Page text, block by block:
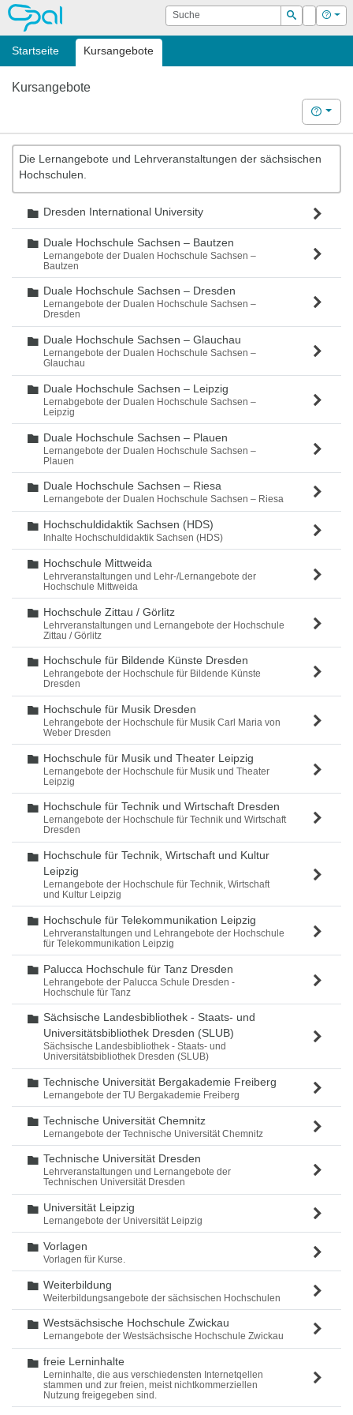
OPAL Suche
Suchen
Login Hilfe
Startseite Kursangebote
Kursangebote
Hilfe
Die Lernangebote und Lehrveranstaltungen der sächsischen
Hochschulen.
Ordner
Dresden International University
Ordner
Duale Hochschule Sachsen – Bautzen
Lernangebote der Dualen Hochschule Sachsen –
Bautzen
Ordner
Duale Hochschule Sachsen – Dresden
Lernangebote der Dualen Hochschule Sachsen –
Dresden
Ordner
Duale Hochschule Sachsen – Glauchau
Lernangebote der Dualen Hochschule Sachsen –
Glauchau
Ordner
Duale Hochschule Sachsen – Leipzig
Lernabgebote der Dualen Hochschule Sachsen –
Leipzig
Ordner
Duale Hochschule Sachsen – Plauen
Lernangebote der Dualen Hochschule Sachsen –
Plauen
Ordner
Duale Hochschule Sachsen – Riesa
Lernangebote der Dualen Hochschule Sachsen – Riesa
Ordner
Hochschuldidaktik Sachsen (HDS)
Inhalte Hochschuldidaktik Sachsen (HDS)
Ordner
Hochschule Mittweida
Lehrveranstaltungen und Lehr-/Lernangebote der
Hochschule Mittweida
Ordner
Hochschule Zittau / Görlitz
Lehrveranstaltungen und Lernangebote der Hochschule
Zittau / Görlitz
Ordner
Hochschule für Bildende Künste Dresden
Lehrangebote der Hochschule für Bildende Künste
Dresden
Ordner
Hochschule für Musik Dresden
Lehrangebote der Hochschule für Musik Carl Maria von
Weber Dresden
Ordner
Hochschule für Musik und Theater Leipzig
Lernangebote der Hochschule für Musik und Theater
Leipzig
Ordner
Hochschule für Technik und Wirtschaft Dresden
Lernangebote der Hochschule für Technik und Wirtschaft
Dresden
Ordner
Hochschule für Technik, Wirtschaft und Kultur
Leipzig
Lernangebote der Hochschule für Technik, Wirtschaft
und Kultur Leipzig
Ordner
Hochschule für Telekommunikation Leipzig
Lehrveranstaltungen und Lehrangebote der Hochschule
für Telekommunikation Leipzig
Ordner
Palucca Hochschule für Tanz Dresden
Lehrangebote der Palucca Schule Dresden -
Hochschule für Tanz
Ordner
Sächsische Landesbibliothek - Staats- und
Universitätsbibliothek Dresden (SLUB)
Sächsische Landesbibliothek - Staats- und
Universitätsbibliothek Dresden (SLUB)
Ordner
Technische Universität Bergakademie Freiberg
Lernangebote der TU Bergakademie Freiberg
Ordner
Technische Universität Chemnitz
Lernangebote der Technische Universität Chemnitz
Ordner
Technische Universität Dresden
Lehrveranstaltungen und Lernangebote der
Technischen Universität Dresden
Ordner
Universität Leipzig
Lernangebote der Universität Leipzig
Ordner
Vorlagen
Vorlagen für Kurse.
Ordner
Weiterbildung
Weiterbildungsangebote der sächsischen Hochschulen
Ordner
Westsächsische Hochschule Zwickau
Lernangebote der Westsächsische Hochschule Zwickau
Ordner
freie Lerninhalte
Lerninhalte, die aus verschiedensten Internetqellen
stammen und zur freien, meist nichtkommerziellen
Nutzung freigegeben sind.